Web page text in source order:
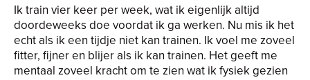
Ik train vier keer per week, wat ik eigenlijk altijd
doordeweeks doe voordat ik ga werken. Nu mis ik het
echt als ik een tijdje niet kan trainen. Ik voel me zoveel
fitter, fijner en blijer als ik kan trainen. Het geeft me
mentaal zoveel kracht om te zien wat ik fysiek gezien